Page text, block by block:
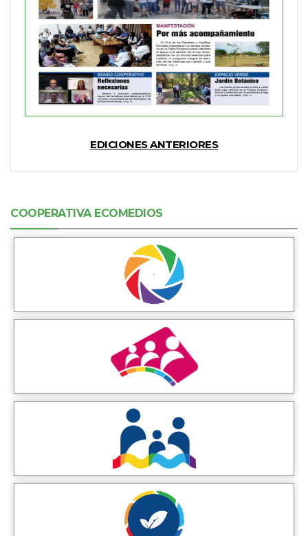
EDICIONES ANTERIORES
COOPERATIVA ECOMEDIOS